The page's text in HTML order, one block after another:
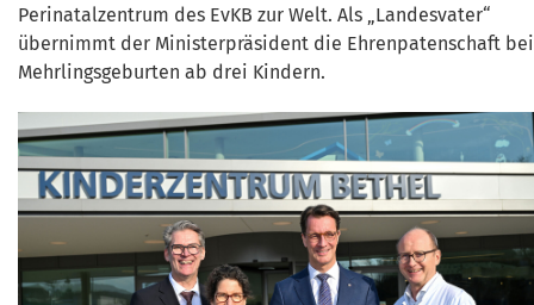
Perinatalzentrum des EvKB zur Welt. Als „Landesvater“
übernimmt der Ministerpräsident die Ehrenpatenschaft bei
Mehrlingsgeburten ab drei Kindern.